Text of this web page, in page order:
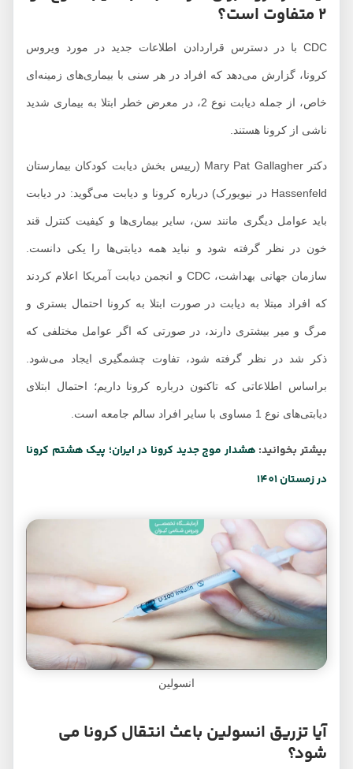
CDC با در دسترس قراردادن اطلاعات جدید در مورد ویروس
کرونا، گزارش می‌دهد که افراد در هر سنی با بیماری‌های زمینه‌ای
خاص، از جمله دیابت نوع 2، در معرض خطر ابتلا به بیماری شدید
ناشی از کرونا هستند.
دکتر Mary Pat Gallagher (رییس بخش دیابت کودکان بیمارستان
Hassenfeld در نیویورک) درباره کرونا و دیابت می‌گوید: در دیابت
باید عوامل دیگری مانند سن، سایر بیماری‌ها و کیفیت کنترل قند
خون در نظر گرفته شود و نباید همه دیابتی‌ها را یکی دانست.
سازمان جهانی بهداشت، CDC و انجمن دیابت آمریکا اعلام کردند
که افراد مبتلا به دیابت در صورت ابتلا به کرونا احتمال بستری و
مرگ و میر بیشتری دارند، در صورتی که اگر عوامل مختلفی که
ذکر شد در نظر گرفته شود، تفاوت چشمگیری ایجاد می‌شود.
براساس اطلاعاتی که تاکنون درباره کرونا داریم؛ احتمال ابتلای
دیابتی‌های نوع 1 مساوی با سایر افراد سالم جامعه است.
بیشتر بخوانید:هشدار موج جدید کرونا در ایران؛ پیک هشتم کرونا
در زمستان 1401
انسولین
آیا تزریق انسولین باعث انتقال کرونا می
شود؟